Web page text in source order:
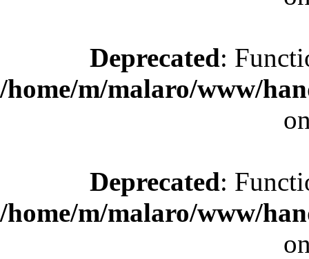
Deprecated:
/home/m/malaro/www/
Deprecated:
/home/m/malaro/www/